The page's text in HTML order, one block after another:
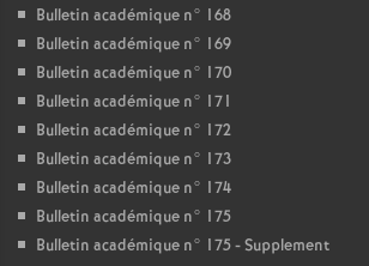
Bulletin académique n° 168
Bulletin académique n° 169
Bulletin académique n° 170
Bulletin académique n° 171
Bulletin académique n° 172
Bulletin académique n° 173
Bulletin académique n° 174
Bulletin académique n° 175
Bulletin académique n° 175 - Supplement